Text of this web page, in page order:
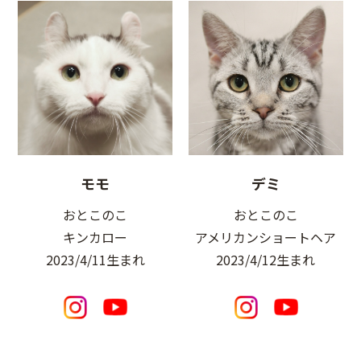
モモ
おとこのこ
キンカロー
2023/4/11生まれ
デミ
おとこのこ
アメリカンショートヘア
2023/4/12生まれ